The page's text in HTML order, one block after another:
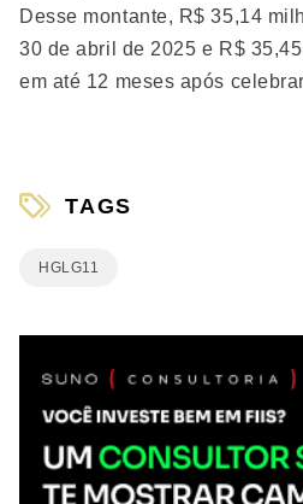
Desse montante, R$ 35,14
30 de abril de 2025 e R$
em até 12 meses após
TAGS
HGLG11